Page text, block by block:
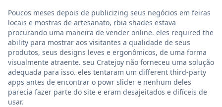
Poucos meses depois de publicizing seus negócios em feiras
locais e mostras de artesanato, rbia shades estava
procurando uma maneira de vender online. eles required the
ability para mostrar aos visitantes a qualidade de seus
produtos, seus designs leves e ergonômicos, de uma forma
visualmente atraente. seu Cratejoy não forneceu uma solução
adequada para isso. eles tentaram um different third-party
apps antes de encontrar o powr slider e nenhum deles
parecia fazer parte do site e eram desajeitados e difíceis de
usar.